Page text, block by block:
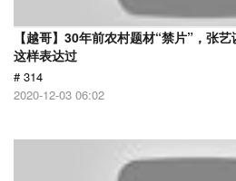
【越哥】30年前农村题材“禁片”，张
这样表达过
# 314
2020-12-03 06:02